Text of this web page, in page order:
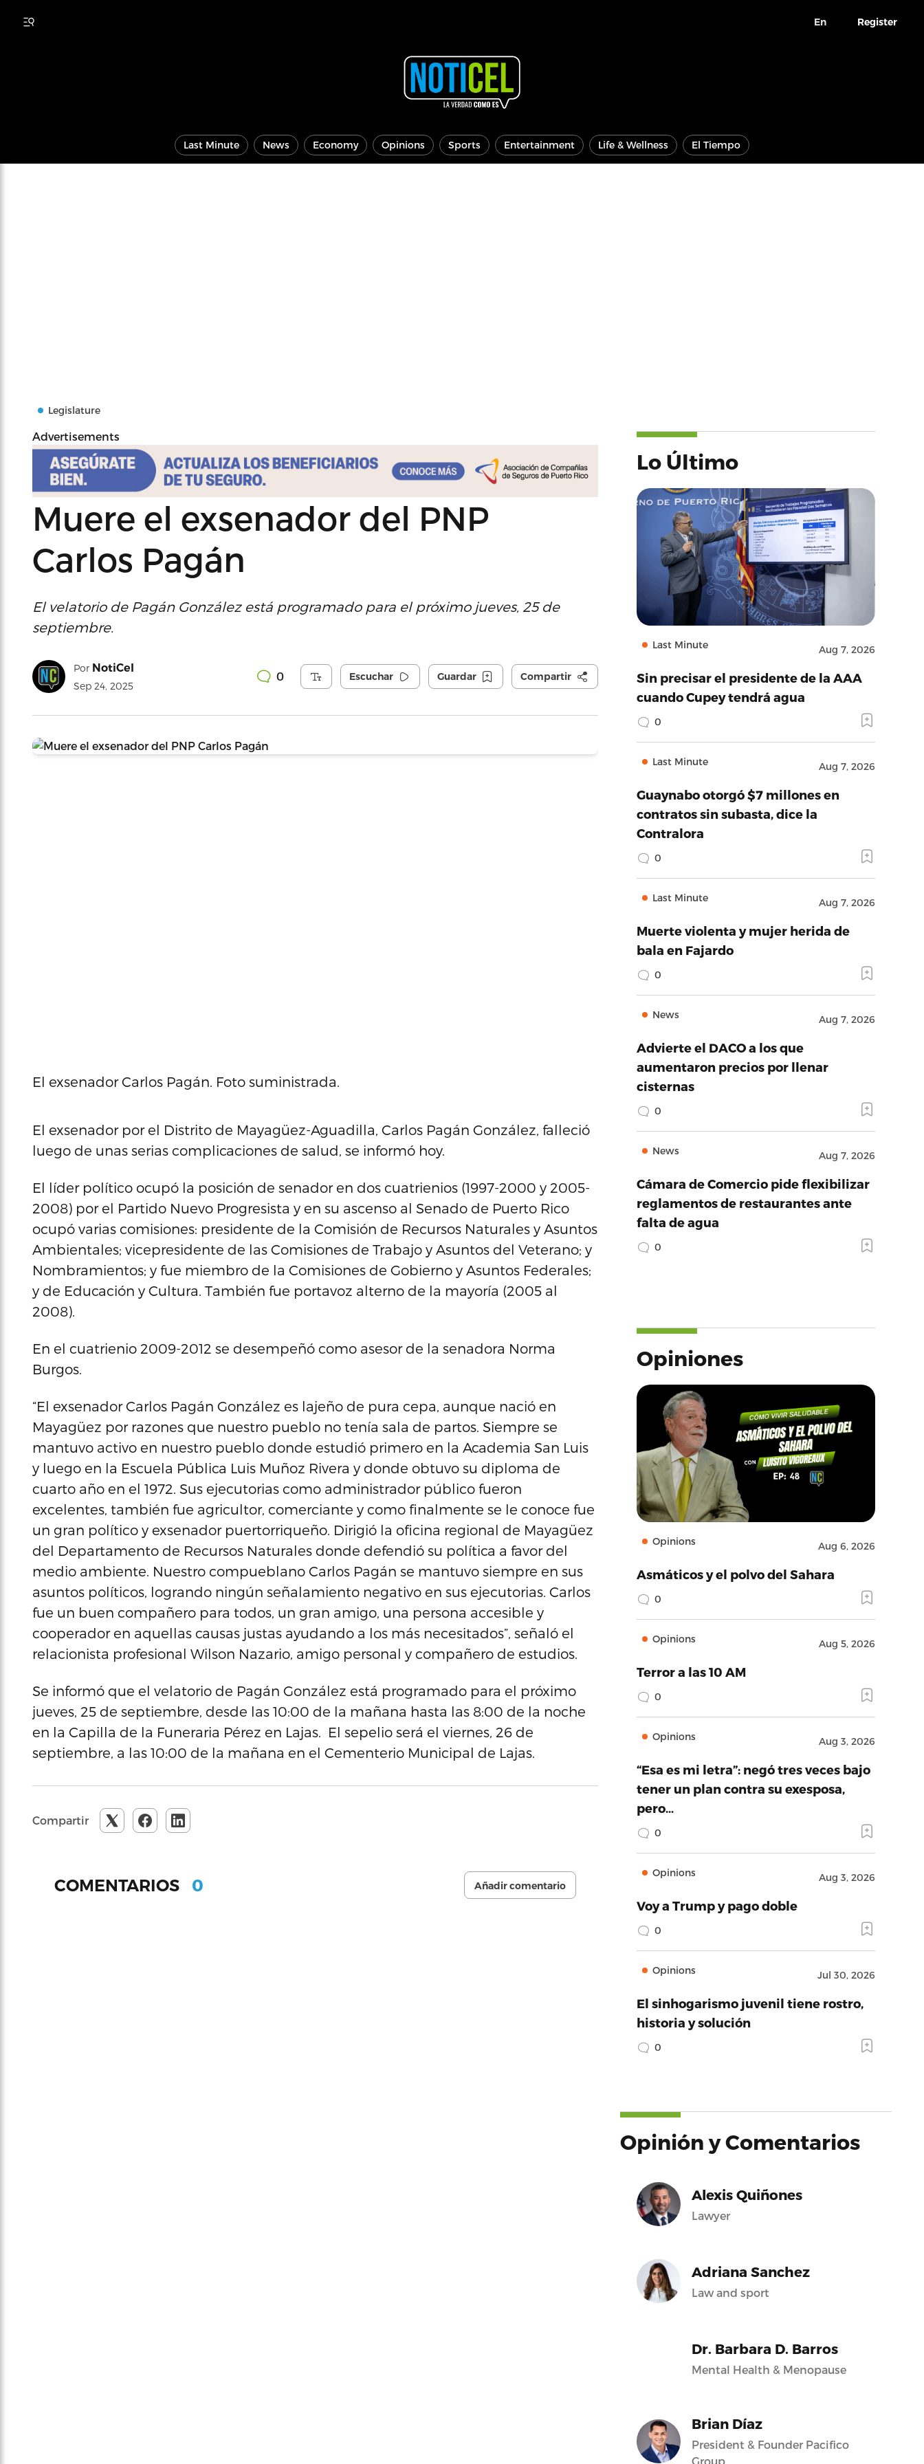
En Register
Last Minute News Economy Opinions Sports Entertainment Life & Wellness El Tiempo
Legislature
Advertisements
Muere el exsenador del PNP
Carlos Pagán
El velatorio de Pagán González está programado para el próximo jueves, 25 de
septiembre.
Por NotiCel
Sep 24, 2025
0 Escuchar Guardar Compartir
El exsenador Carlos Pagán. Foto suministrada.
El exsenador por el Distrito de Mayagüez-Aguadilla, Carlos Pagán González, falleció
luego de unas serias complicaciones de salud, se informó hoy.
El líder político ocupó la posición de senador en dos cuatrienios (1997-2000 y 2005-
2008) por el Partido Nuevo Progresista y en su ascenso al Senado de Puerto Rico
ocupó varias comisiones: presidente de la Comisión de Recursos Naturales y Asuntos
Ambientales; vicepresidente de las Comisiones de Trabajo y Asuntos del Veterano; y
Nombramientos; y fue miembro de la Comisiones de Gobierno y Asuntos Federales;
y de Educación y Cultura. También fue portavoz alterno de la mayoría (2005 al
2008).
En el cuatrienio 2009-2012 se desempeñó como asesor de la senadora Norma
Burgos.
“El exsenador Carlos Pagán González es lajeño de pura cepa, aunque nació en
Mayagüez por razones que nuestro pueblo no tenía sala de partos. Siempre se
mantuvo activo en nuestro pueblo donde estudió primero en la Academia San Luis
y luego en la Escuela Pública Luis Muñoz Rivera y donde obtuvo su diploma de
cuarto año en el 1972. Sus ejecutorias como administrador público fueron
excelentes, también fue agricultor, comerciante y como finalmente se le conoce fue
un gran político y exsenador puertorriqueño. Dirigió la oficina regional de Mayagüez
del Departamento de Recursos Naturales donde defendió su política a favor del
medio ambiente. Nuestro compueblano Carlos Pagán se mantuvo siempre en sus
asuntos políticos, logrando ningún señalamiento negativo en sus ejecutorias. Carlos
fue un buen compañero para todos, un gran amigo, una persona accesible y
cooperador en aquellas causas justas ayudando a los más necesitados”, señaló el
relacionista profesional Wilson Nazario, amigo personal y compañero de estudios.
Se informó que el velatorio de Pagán González está programado para el próximo
jueves, 25 de septiembre, desde las 10:00 de la mañana hasta las 8:00 de la noche
en la Capilla de la Funeraria Pérez en Lajas. El sepelio será el viernes, 26 de
septiembre, a las 10:00 de la mañana en el Cementerio Municipal de Lajas.
Compartir
COMENTARIOS 0 Añadir comentario
Lo Último
Last Minute Aug 7, 2026
Sin precisar el presidente de la AAA
cuando Cupey tendrá agua
0
Last Minute Aug 7, 2026
Guaynabo otorgó $7 millones en
contratos sin subasta, dice la
Contralora
0
Last Minute Aug 7, 2026
Muerte violenta y mujer herida de
bala en Fajardo
0
News Aug 7, 2026
Advierte el DACO a los que
aumentaron precios por llenar
cisternas
0
News Aug 7, 2026
Cámara de Comercio pide flexibilizar
reglamentos de restaurantes ante
falta de agua
0
Opiniones
Opinions Aug 6, 2026
Asmáticos y el polvo del Sahara
0
Opinions Aug 5, 2026
Terror a las 10 AM
0
Opinions Aug 3, 2026
“Esa es mi letra”: negó tres veces bajo
tener un plan contra su exesposa,
pero…
0
Opinions Aug 3, 2026
Voy a Trump y pago doble
0
Opinions Jul 30, 2026
El sinhogarismo juvenil tiene rostro,
historia y solución
0
Opinión y Comentarios
Alexis Quiñones
Lawyer
Adriana Sanchez
Law and sport
Dr. Barbara D. Barros
Mental Health & Menopause
Brian Díaz
President & Founder Pacifico
Group